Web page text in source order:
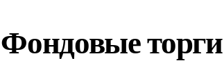
Фондовые